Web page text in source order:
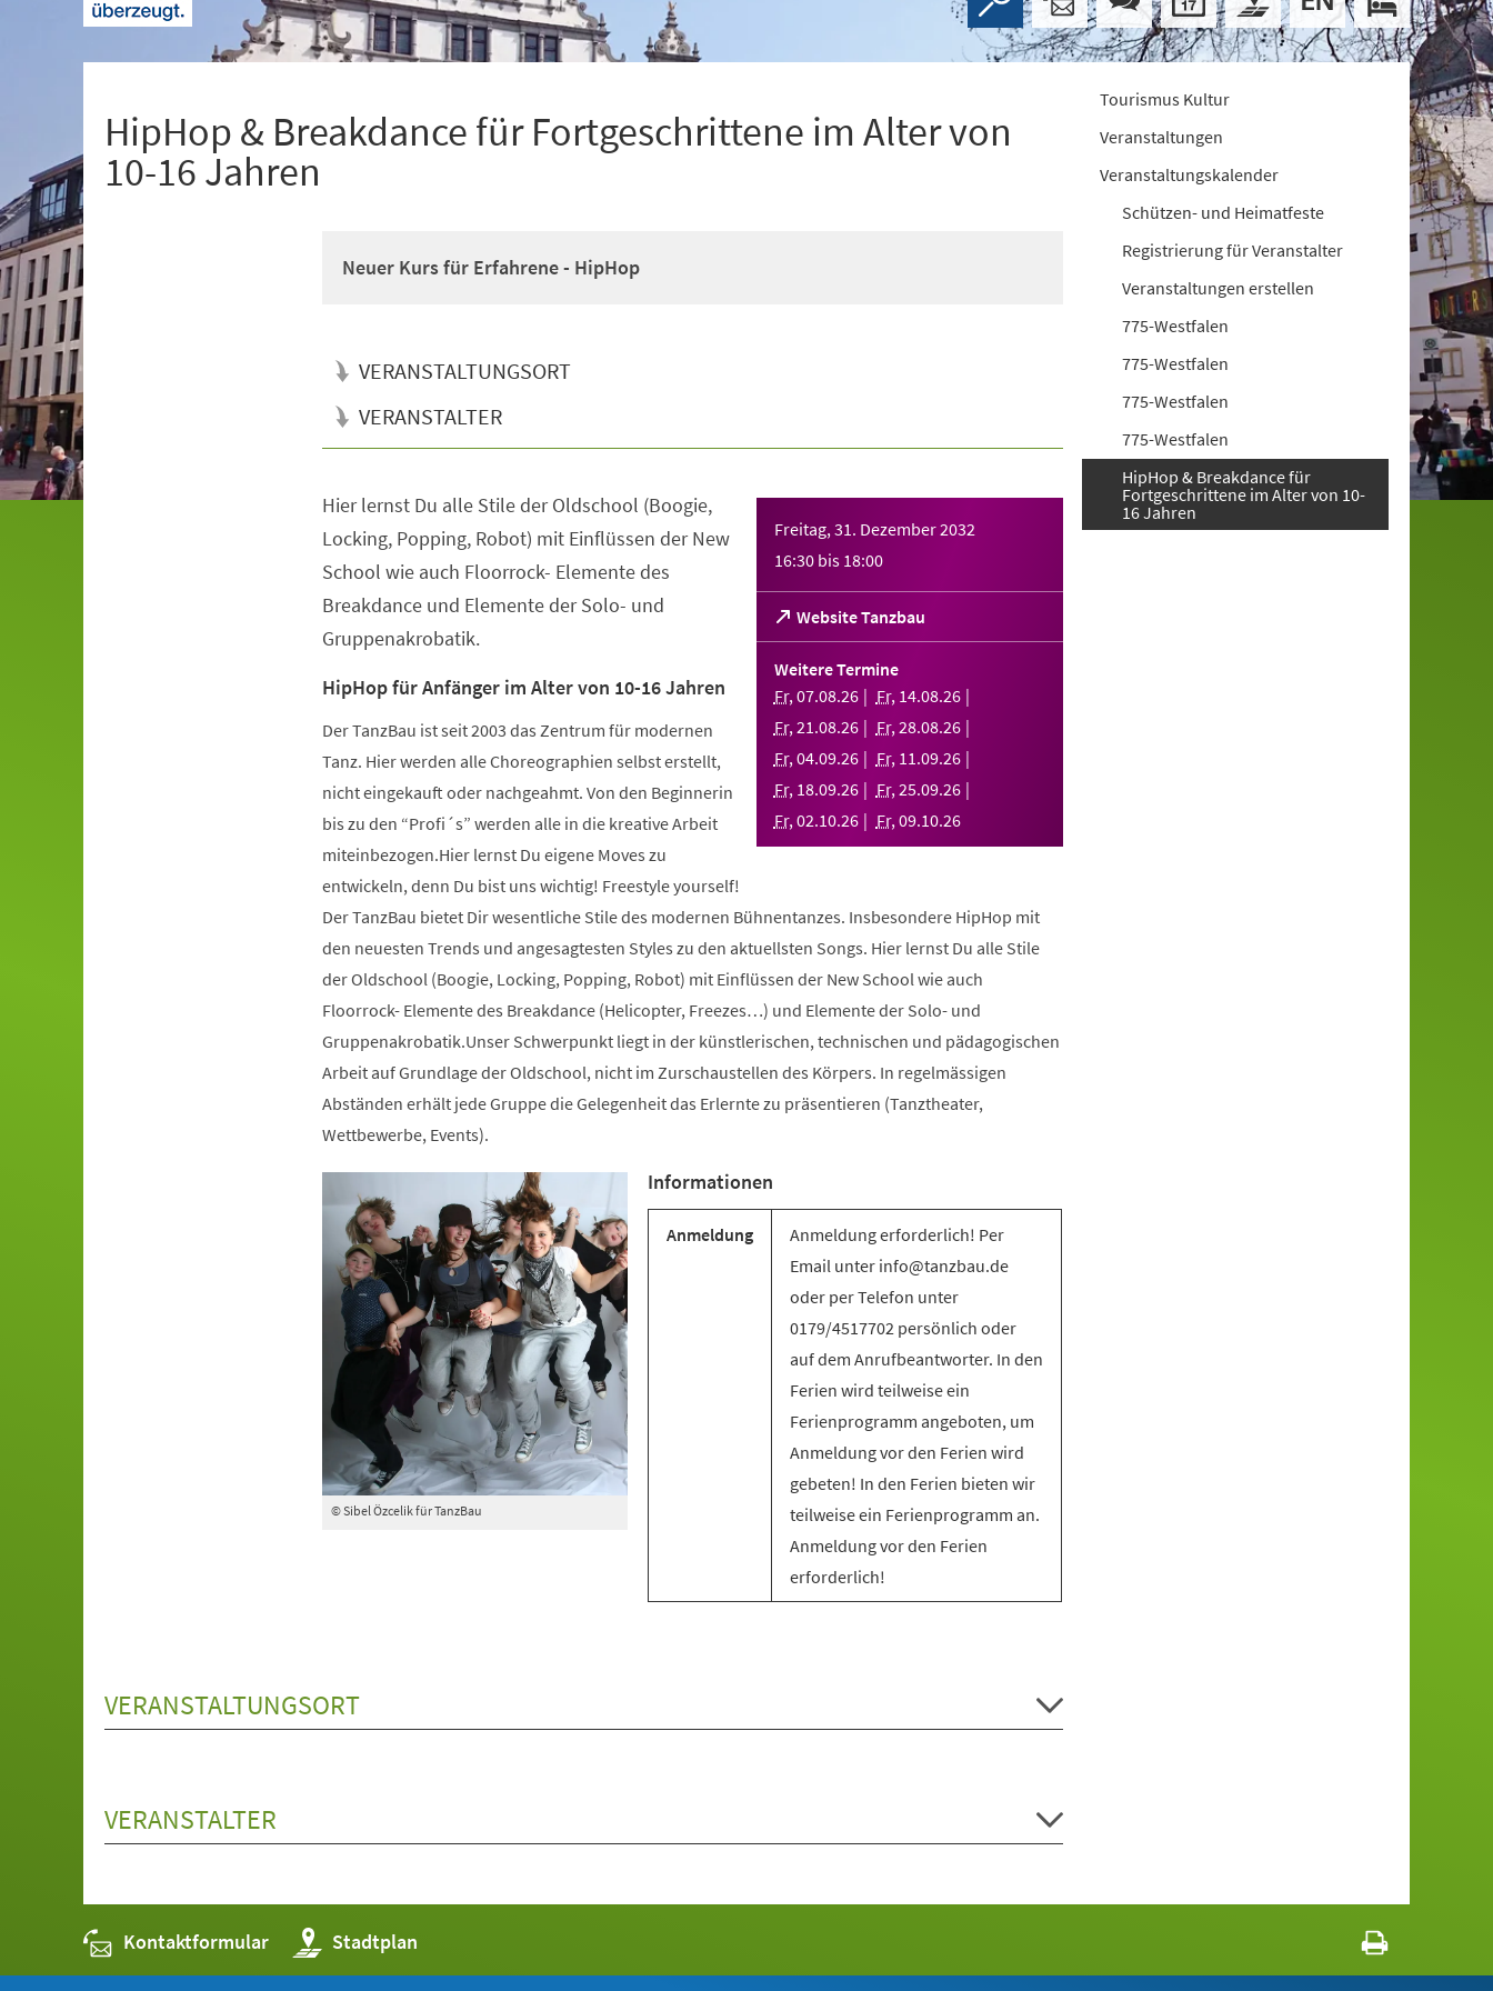
HipHop & Breakdance für Fortgeschrittene im Alter von
10-16 Jahren
Neuer Kurs für Erfahrene - HipHop
VERANSTALTUNGSORT
VERANSTALTER
Freitag, 31. Dezember 2032
16:30 bis 18:00
Website Tanzbau
(Öffnet
in
einem
Tab)
Weitere Termine
Fr,07.08.26 Fr, 14.08.26
Fr,21.08.26 Fr,28.08.26
Fr,04.09.26 Fr, 11.09.26
Fr, 18.09.26 Fr,25.09.26
Fr,02.10.26 Fr,09.10.26
Hier lernst Du alle Stile der Oldschool (Boogie,
Locking, Popping, Robot) mit Einflüssen der New
School wie auch Floorrock- Elemente des
Breakdance und Elemente der Solo- und
Gruppenakrobatik.
HipHop für Anfänger im Alter von 10-16 Jahren
Der TanzBau ist seit 2003 das Zentrum für modernen
Tanz. Hier werden alle Choreographien selbst erstellt,
nicht eingekauft oder nachgeahmt. Von den Beginnerin
bis zu den “Profi´s” werden alle in die kreative Arbeit
miteinbezogen.Hier lernst Du eigene Moves zu
entwickeln, denn Du bist uns wichtig! Freestyle yourself!
Der TanzBau bietet Dir wesentliche Stile des modernen Bühnentanzes. Insbesondere HipHop mit
den neuesten Trends und angesagtesten Styles zu den aktuellsten Songs. Hier lernst Du alle Stile
der Oldschool (Boogie, Locking, Popping, Robot) mit Einflüssen der New School wie auch
Floorrock- Elemente des Breakdance (Helicopter, Freezes…) und Elemente der Solo- und
Gruppenakrobatik.Unser Schwerpunkt liegt in der künstlerischen, technischen und pädagogischen
Arbeit auf Grundlage der Oldschool, nicht im Zurschaustellen des Körpers. In regelmässigen
Abständen erhält jede Gruppe die Gelegenheit das Erlernte zu präsentieren (Tanztheater,
Wettbewerbe, Events).
© Sibel Özcelik für TanzBau
Informationen
Anmeldung
Anmeldung erforderlich! Per
Email unter info@tanzbau.de
oder per Telefon unter
0179/4517702 persönlich oder
auf dem Anrufbeantworter. In den
Ferien wird teilweise ein
Ferienprogramm angeboten, um
Anmeldung vor den Ferien wird
gebeten! In den Ferien bieten wir
teilweise ein Ferienprogramm an.
Anmeldung vor den Ferien
erforderlich!
VERANSTALTUNGSORT
VERANSTALTER
Tourismus Kultur
Veranstaltungen
Veranstaltungskalender
Schützen- und Heimatfeste
Registrierung für Veranstalter
Veranstaltungen erstellen
775-Westfalen
775-Westfalen
775-Westfalen
775-Westfalen
HipHop & Breakdance für
Fortgeschrittene im Alter von 10-
16 Jahren
Kontaktformular Stadtplan
(Öffnet
in
einem